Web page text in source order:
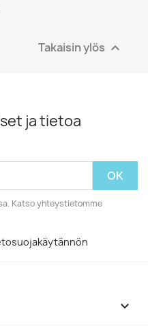
Takaisin ylös 
ja tietoa
Katso yhteystietomme
